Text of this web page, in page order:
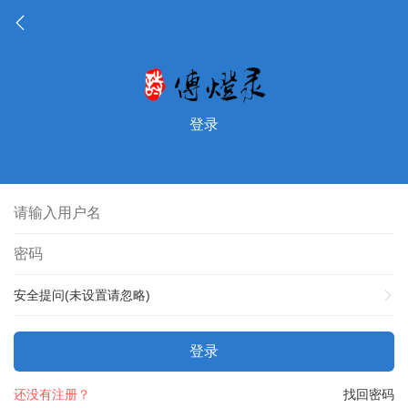
登录
安全提问(未设置请忽略)
登录
找回密码
还没有注册？